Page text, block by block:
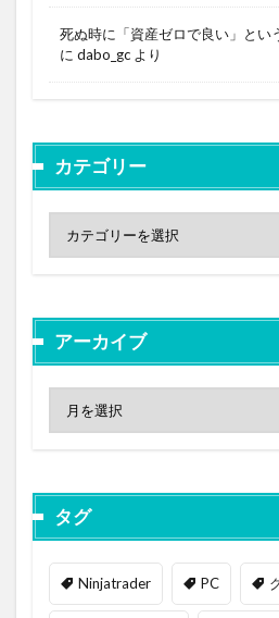
死ぬ時に「資産ゼロで良い」とい
に dabo_gc より
カテゴリー
アーカイブ
タグ
Ninjatrader PC